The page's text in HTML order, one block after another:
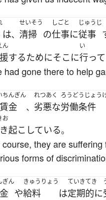
は、
せいそう
清掃 の
しごと
仕事に
じゅうじ
従事
ん
するためにそこ に
い
行っ
had gone there to help
ちんぎん
金 、
れつあく
劣悪な
ろうどうじょう
労働条件
お
起こしている。
course, they are
forms of
ぎん
や
きゅうりょう
給料 は
ていきてき
定期的に